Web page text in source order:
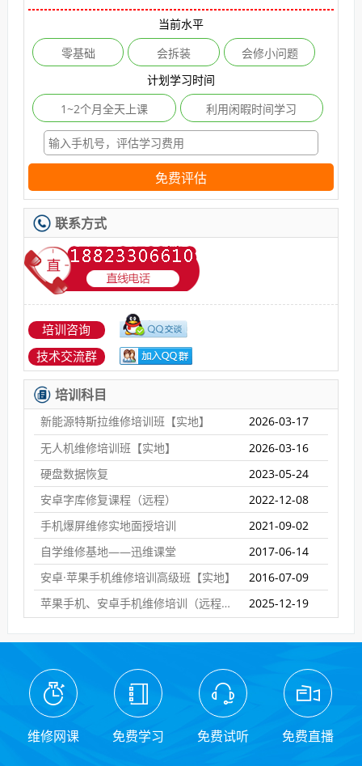
当前水平
零基础
会拆装
会修小问题
计划学习时间
1~2个月全天上课
利用闲暇时间学习
免费评估
联系方式
培训咨询
技术交流群
培训科目
新能源特斯拉维修培训班【实地】
2026-03-17
无人机维修培训班【实地】
2026-03-16
硬盘数据恢复
2023-05-24
安卓字库修复课程（远程）
2022-12-08
手机爆屏维修实地面授培训
2021-09-02
自学维修基地——迅维课堂
2017-06-14
安卓·苹果手机维修培训高级班【实地】
2016-07-09
苹果手机、安卓手机维修培训（远程网络班）
2025-12-19
维修网课 免费学习 免费试听 免费直播